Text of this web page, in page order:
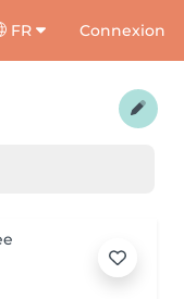
FR Connexion